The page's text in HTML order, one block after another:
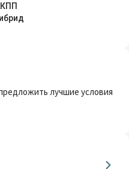
лучшие условия